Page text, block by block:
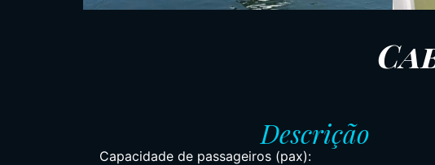
Descrição
Capacidade de passageiros (pax):